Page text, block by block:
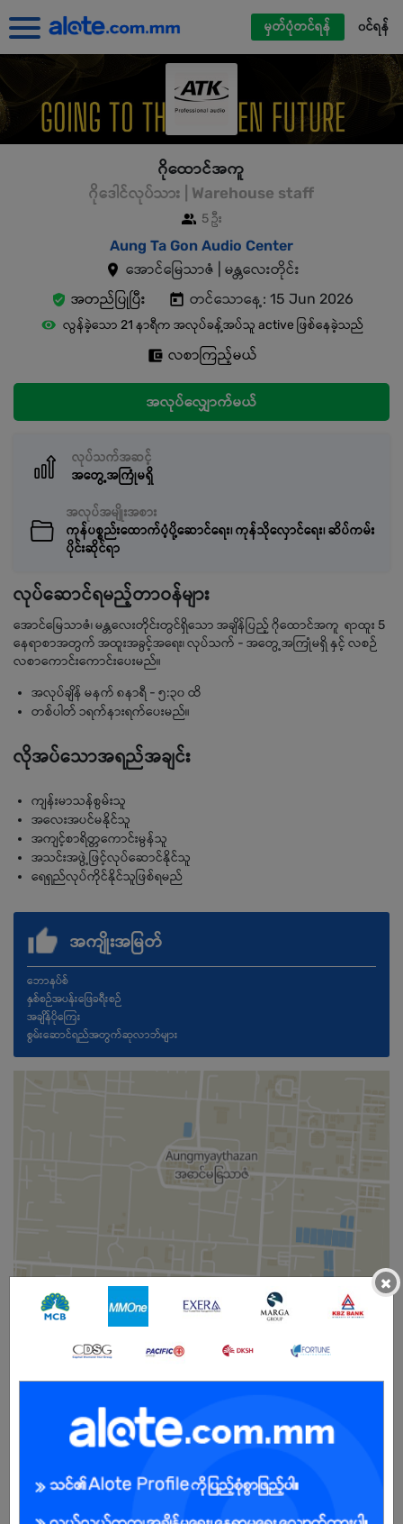
မှတ်ပုံတင်ရန် ၀င်ရန်
ဂိုထောင်အကူ
ဂိုဒေါင်လုပ်သား | Warehouse staff
5 ဦး
Aung Ta Gon Audio Center
အောင်မြေသာဇံ | မန္တလေးတိုင်း
အတည်ပြုပြီး
တင်သောနေ့: 15 Jun 2026
လွန်ခဲ့သော 21 နာရီက အလုပ်ခန့်အပ်သူ active ဖြစ်နေခဲ့သည်
လစာကြည့်မယ်
အလုပ်လျှောက်မယ်
လုပ်သက်အဆင့်
အတွေ့အကြုံမရှိ
အလုပ်အမျိုးအစား
ကုန်ပစ္စည်းထောက်ပံ့ပို့ဆောင်ရေး၊ ကုန်သိုလှောင်ရေး၊ ဆိပ်ကမ်း
ပိုင်းဆိုင်ရာ
လုပ်ဆောင်ရမည့်တာဝန်များ
အောင်မြေသာဇံ၊ မန္တလေးတိုင်းတွင်ရှိသော အချိန်ပြည့် ဂိုထောင်အကူ ရာထူး 5
နေရာစာအတွက် အထူးအခွင့်အရေး၊ လုပ်သက် - အတွေ့အကြုံမရှိ နှင့် လစဉ်
လစာကောင်းကောင်းပေးမည်။
အလုပ်ချိန် မနက် ၈နာရီ - ၅:၃၀ ထိ
တစ်ပါတ် ၁ရက်နားရက်ပေးမည်။
လိုအပ်သောအရည်အချင်း
ကျန်းမာသန်စွမ်းသူ
အလေးအပင်မနိုင်သူ
အကျင့်စာရိတ္တကောင်းမွန်သူ
အသင်းအဖွဲ့ဖြင့်လုပ်ဆောင်နိုင်သူ
ရေရှည်လုပ်ကိုင်နိုင်သူဖြစ်ရမည်
အကျိုးအမြတ်
ဘောနပ်စ်
နှစ်စဉ်အပန်းဖြေခရီးစဉ်
အချိန်ပိုကြေး
စွမ်းဆောင်ရည်အတွက်ဆုလာဘ်များ
အခွင့်အရေးရှိသူ : ကျား
ကျွန်ုပ်တို့ကုမ္ပဏီအကြောင်း
AUNG TA GON (Audio Center) was established in 1997. AUNG TA
GON Electronic has begun selling electronic devices at 22nd
street between 30x31 Streets, Chanayetharzan Township and
sold not only Electronic also Audio equipment. In 2014, we moved
83rd street between 29x30 streets Chanayetharzan Township. A
×